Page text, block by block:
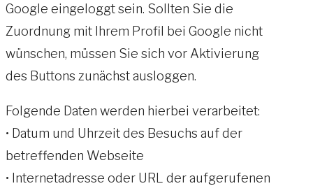
Google eingeloggt sein. Sollten Sie die
Zuordnung mit Ihrem Profil bei Google nicht
wünschen, müssen Sie sich vor Aktivierung
des Buttons zunächst ausloggen.
Folgende Daten werden hierbei verarbeitet:
• Datum und Uhrzeit des Besuchs auf der
betreffenden Webseite
• Internetadresse oder URL der aufgerufenen